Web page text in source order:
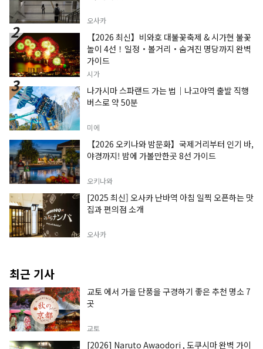
오사카
【2026 최신】비와호 대불꽃축제 & 시가현 불꽃
놀이 4선！일정・볼거리・숨겨진 명당까지 완벽
가이드
시가
나가시마 스파랜드 가는 법｜나고야역 출발 직행
버스로 약 50분
미에
【2026 오키나와 밤문화】국제거리부터 인기 바,
야경까지! 밤에 가볼만한곳 8선 가이드
오키나와
[2025 최신] 오사카 난바역 아침 일찍 오픈하는 맛
집과 편의점 소개
오사카
최근 기사
교토 에서 가을 단풍을 구경하기 좋은 추천 명소 7
곳
교토
[2026] Naruto Awaodori , 도쿠시마 완벽 가이